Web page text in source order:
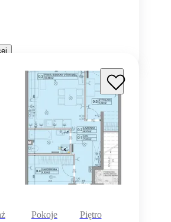
Pokoje
Piętro